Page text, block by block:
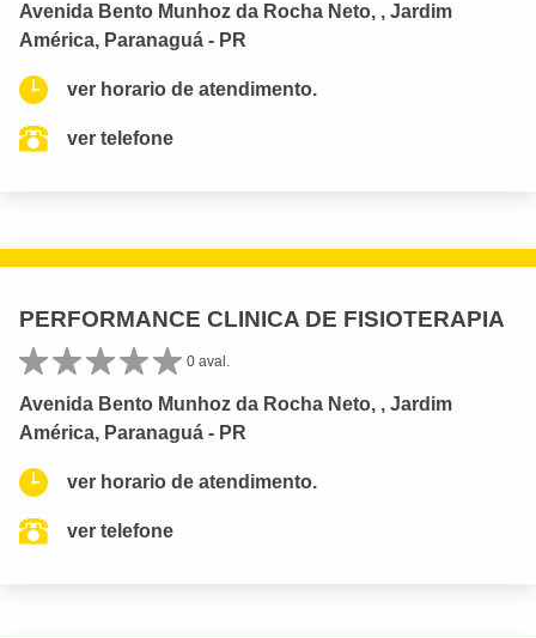
Avenida Bento Munhoz da Rocha Neto, , Jardim
América, Paranaguá - PR
ver horario de atendimento.
ver telefone
PERFORMANCE CLINICA DE FISIOTERAPIA
0 aval.
Avenida Bento Munhoz da Rocha Neto, , Jardim
América, Paranaguá - PR
ver horario de atendimento.
ver telefone